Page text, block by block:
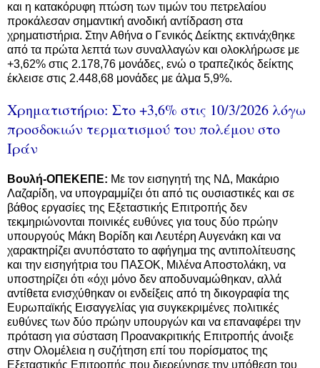
και η κατακόρυφη πτώση των τιμών του πετρελαίου
προκάλεσαν σημαντική ανοδική αντίδραση στα
χρηματιστήρια. Στην Αθήνα ο Γενικός Δείκτης εκτινάχθηκε
από τα πρώτα λεπτά των συναλλαγών και ολοκλήρωσε με
+3,62% στις 2.178,76 μονάδες, ενώ ο τραπεζικός δείκτης
έκλεισε στις 2.448,68 μονάδες με άλμα 5,9%.
Χρηματιστήριο: Στο +3,6% στις 10/3/2026 λόγω
προσδοκιών τερματισμού του πολέμου στο
Ιράν
Βουλή-ΟΠΕΚΕΠΕ: Με τον εισηγητή της ΝΔ, Μακάριο
Λαζαρίδη, να υπογραμμίζει ότι από τις ουσιαστικές και σε
βάθος εργασίες της Εξεταστικής Επιτροπής δεν
τεκμηριώνονται ποινικές ευθύνες για τους δύο πρώην
υπουργούς Μάκη Βορίδη και Λευτέρη Αυγενάκη και να
χαρακτηρίζει ανυπόστατο το αφήγημα της αντιπολίτευσης
και την εισηγήτρια του ΠΑΣΟΚ, Μιλένα Αποστολάκη, να
υποστηρίζει ότι «όχι μόνο δεν αποδυναμώθηκαν, αλλά
αντίθετα ενισχύθηκαν οι ενδείξεις από τη δικογραφία της
Ευρωπαϊκής Εισαγγελίας για συγκεκριμένες πολιτικές
ευθύνες των δύο πρώην υπουργών και να επαναφέρει την
πρόταση για σύσταση Προανακριτικής Επιτροπής άνοιξε
στην Ολομέλεια η συζήτηση επί του πορίσματος της
Εξεταστικής Επιτροπής που διερεύνησε την υπόθεση του